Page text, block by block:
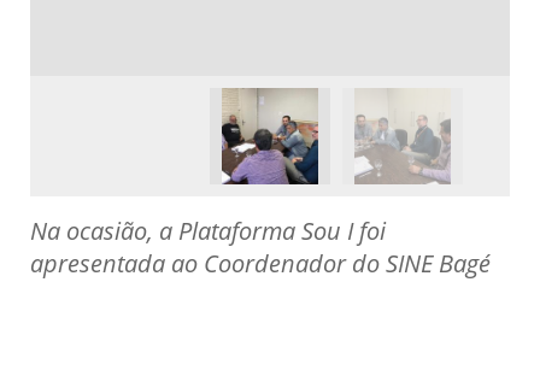
Na ocasião, a Plataforma Sou I foi
apresentada ao Coordenador do SINE Bagé